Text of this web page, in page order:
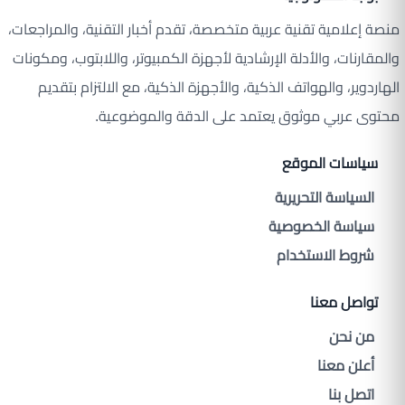
منصة إعلامية تقنية عربية متخصصة، تقدم أخبار التقنية، والمراجعات،
والمقارنات، والأدلة الإرشادية لأجهزة الكمبيوتر، واللابتوب، ومكونات
الهاردوير، والهواتف الذكية، والأجهزة الذكية، مع الالتزام بتقديم
محتوى عربي موثوق يعتمد على الدقة والموضوعية.
سياسات الموقع
السياسة التحريرية
سياسة الخصوصية
شروط الاستخدام
تواصل معنا
من نحن
أعلن معنا
اتصل بنا